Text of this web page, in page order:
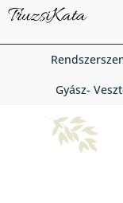
Gyász-